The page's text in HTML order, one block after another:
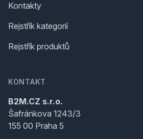
Kontakty
Rejstřík kategorií
Rejstřík produktů
KONTAKT
B2M.CZ s.r.o.
Šafránkova 1243/3
155 00 Praha 5